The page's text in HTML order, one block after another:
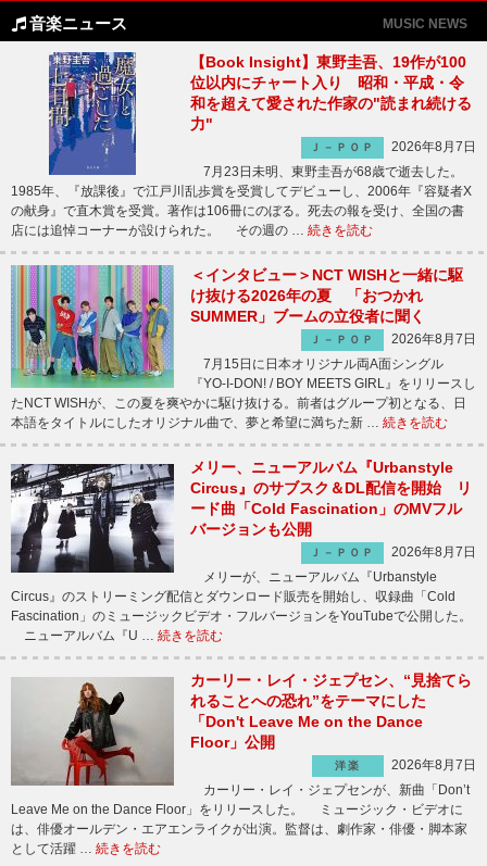
音楽ニュース MUSIC NEWS
【Book Insight】東野圭吾、19作が100
位以内にチャート入り 昭和・平成・令
和を超えて愛された作家の"読まれ続ける
力"
Ｊ－ＰＯＰ
2026年8月7日
7月23日未明、東野圭吾が68歳で逝去した。
1985年、『放課後』で江戸川乱歩賞を受賞してデビューし、2006年『容疑者X
の献身』で直木賞を受賞。著作は106冊にのぼる。死去の報を受け、全国の書
店には追悼コーナーが設けられた。 その週の … 続きを読む
＜インタビュー＞NCT WISHと一緒に駆
け抜ける2026年の夏 「おつかれ
SUMMER」ブームの立役者に聞く
Ｊ－ＰＯＰ
2026年8月7日
7月15日に日本オリジナル両A面シングル
『YO-I-DON! / BOY MEETS GIRL』をリリースし
たNCT WISHが、この夏を爽やかに駆け抜ける。前者はグループ初となる、日
本語をタイトルにしたオリジナル曲で、夢と希望に満ちた新 … 続きを読む
メリー、ニューアルバム『Urbanstyle
Circus』のサブスク＆DL配信を開始 リ
ード曲「Cold Fascination」のMVフル
バージョンも公開
Ｊ－ＰＯＰ
2026年8月7日
メリーが、ニューアルバム『Urbanstyle
Circus』のストリーミング配信とダウンロード販売を開始し、収録曲「Cold
Fascination」のミュージックビデオ・フルバージョンをYouTubeで公開した。
ニューアルバム『U … 続きを読む
カーリー・レイ・ジェプセン、“見捨てら
れることへの恐れ”をテーマにした
「Don't Leave Me on the Dance
Floor」公開
洋楽
2026年8月7日
カーリー・レイ・ジェプセンが、新曲「Don’t
Leave Me on the Dance Floor」をリリースした。 ミュージック・ビデオに
は、俳優オールデン・エアエンライクが出演。監督は、劇作家・俳優・脚本家
として活躍 … 続きを読む